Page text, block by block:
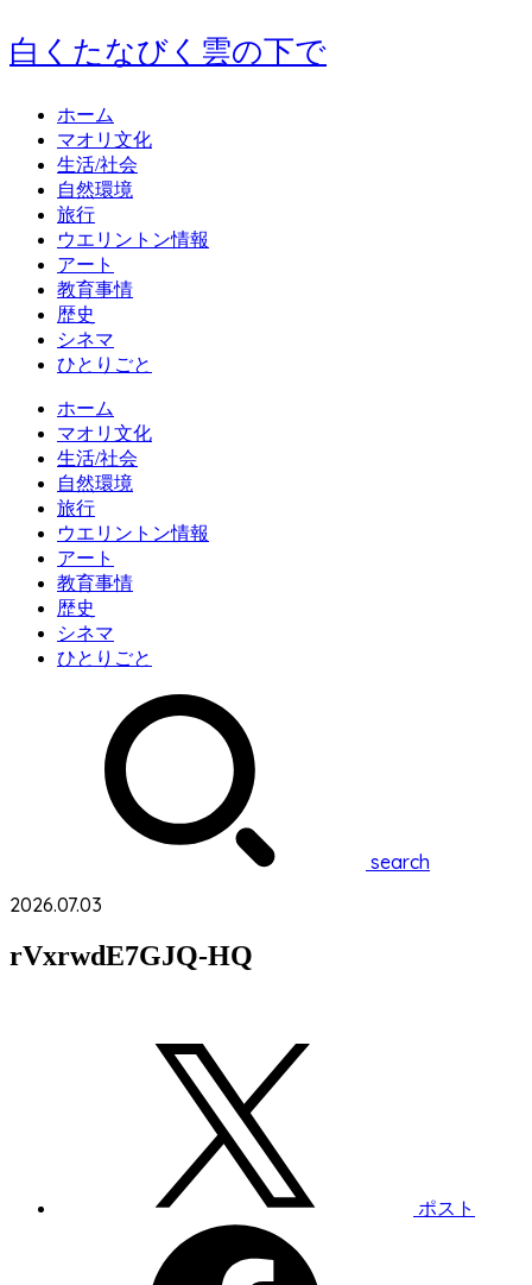
白くたなびく雲の下で
ホーム
マオリ文化
生活/社会
自然環境
旅行
ウエリントン情報
アート
教育事情
歴史
シネマ
ひとりごと
ホーム
マオリ文化
生活/社会
自然環境
旅行
ウエリントン情報
アート
教育事情
歴史
シネマ
ひとりごと
search
2026.07.03
rVxrwdE7GJQ-HQ
ポスト